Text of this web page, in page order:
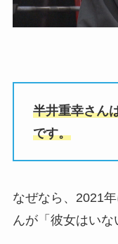
半井重幸さん
です。
なぜなら、2021
んが「彼女はいな